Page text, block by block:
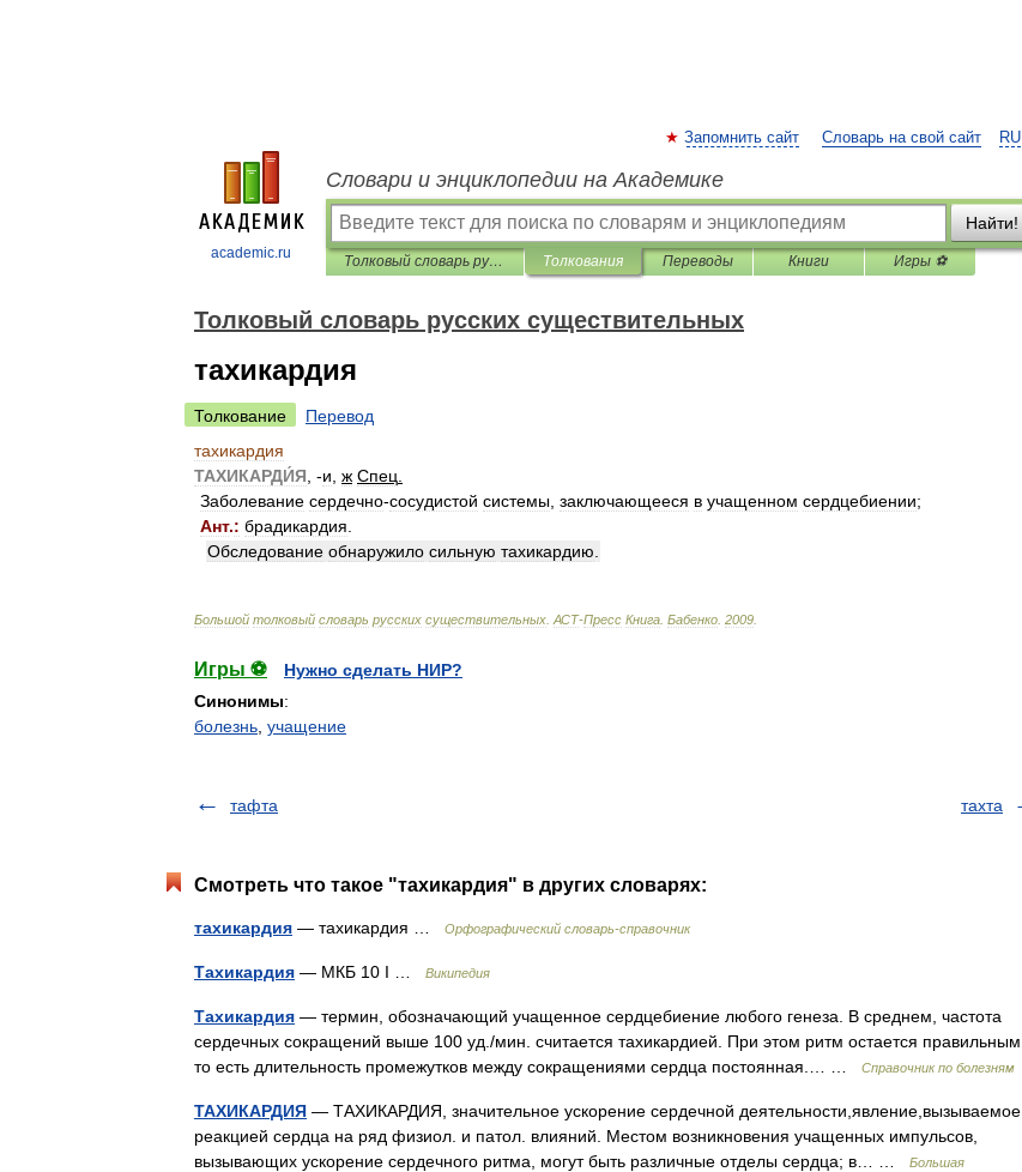
academic.ru
RU
Запомнить сайт Словарь на свой сайт
Словари и энциклопедии на Академике
Найти!
Толковый словарь русских существительных Толкования Переводы Книги Игры ⚽
Толковый словарь русских существительных
тахикардия
Толкование
Перевод
тахикардия
ТАХИКАРДИ́Я , -и ж Спец
Заболевание сердечно-сосудистой системы заключающееся в учащенном сердцебиении;
Ант.: брадикардия
Обследование обнаружило сильную тахикардию
Большой толковый словарь русских существительных АСТ-Пресс Книга Бабенко 2009
Игры ⚽
Нужно сделать НИР?
Синонимы:
болезнь учащение
тафта тахта
Смотреть что такое "тахикардия" в других словарях:
тахикардия — тахикардия … Орфографический словарь-справочник
Тахикардия — МКБ 10 I … Википедия
Тахикардия — термин, обозначающий учащенное сердцебиение любого генеза. В среднем, частота
сердечных сокращений выше 100 уд./мин. считается тахикардией. При этом ритм остается правильным,
то есть длительность промежутков между сокращениями сердца постоянная.… …
Справочник по болезням
ТАХИКАРДИЯ — ТАХИКАРДИЯ, значительное ускорение сердечной деятельности,явление,вызываемое
реакцией сердца на ряд физиол. и патол. влияний. Местом возникновения учащенных импульсов,
вызывающих ускорение сердечного ритма, могут быть различные отделы сердца; в… …
Большая